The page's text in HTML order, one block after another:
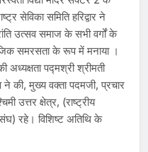
सेविका समिति हरिद्वार ने
उत्सव समाज के सभी वर्गों के
समरसता के रूप में मनाया ।
अध्यक्षता पद्मश्री श्रीमती
ने की, मुख्य वक्ता पदमजी, प्रचार
उत्तर क्षेत्र, (राष्ट्रीय
रहे। विशिष्ट अतिथि के